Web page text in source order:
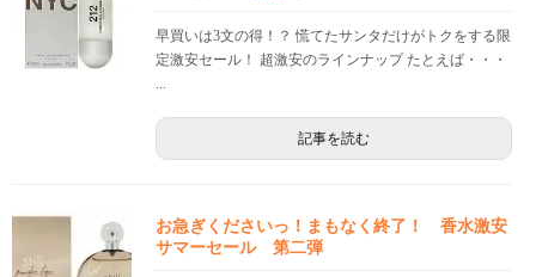
早買いは3文の得！？ 慌てたサンタだけがトクをする限
定激安セール！ 超激安のラインナップ たとえば・・・
...
記事を読む
お急ぎくださいっ！まもなく終了！ 香水激安
サマーセール 第二弾